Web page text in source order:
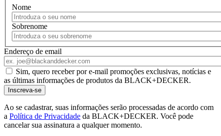
Nome
Sobrenome
Endereço de email
Sim, quero receber por e-mail promoções exclusivas, notícias e
as últimas informações de produtos da BLACK+DECKER.
Ao se cadastrar, suas informações serão processadas de acordo com
a Política de Privacidade da BLACK+DECKER. Você pode
cancelar sua assinatura a qualquer momento.